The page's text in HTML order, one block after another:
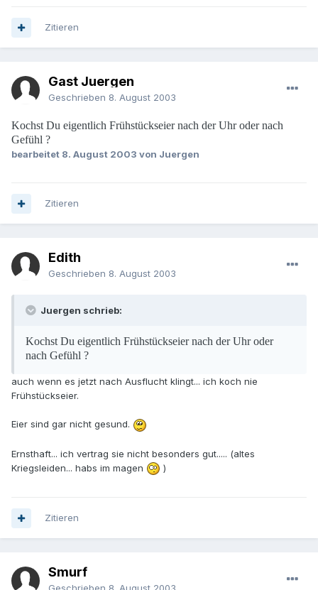
Zitieren
Gast Juergen
Geschrieben 8. August 2003
Kochst Du eigentlich Frühstückseier nach der Uhr oder nach
Gefühl ?
bearbeitet 8. August 2003 von Juergen
Zitieren
Edith
Geschrieben 8. August 2003
Juergen schrieb:
Kochst Du eigentlich Frühstückseier nach der Uhr oder
nach Gefühl ?
auch wenn es jetzt nach Ausflucht klingt... ich koch nie
Frühstückseier.
Eier sind gar nicht gesund.
Ernsthaft... ich vertrag sie nicht besonders gut..... (altes
Kriegsleiden... habs im magen
)
Zitieren
Smurf